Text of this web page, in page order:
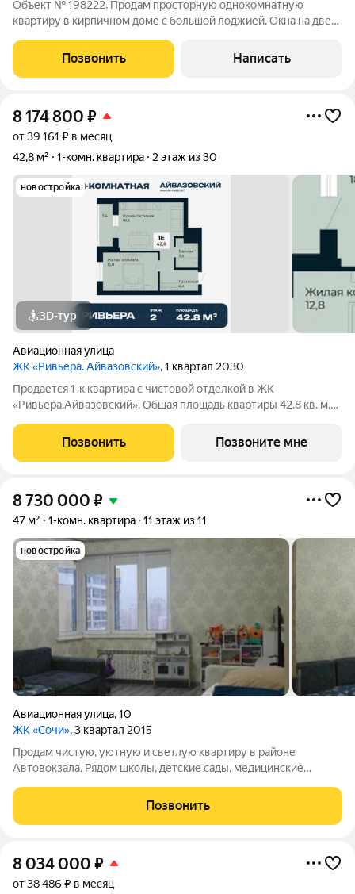
Объект № 198222. Продам просторную однокомнатную
квартиру в кирпичном доме с большой лоджией. Окна на две
охрана. В собственности более 20 лет, без обременений,
быстрый выход на сделку.
Позвонить Написать
8 174 800 ₽
от 39 161 ₽ в месяц
42,8 м²
1-комн. квартира 2 этаж из 30
новостройка
3D-тур
Авиационная улица
ЖК «Ривьера. Айвазовский», 1 квартал 2030
Продается 1-к квартира с чистовой отделкой в ЖК
«Ривьера.Айвазовский». Общая площадь квартиры 42.8 кв. м,
квартал в районе Центр-Юг Екатеринбурга. Проект
ориентирован на жителей, которые
Позвонить Позвоните мне
8 730 000 ₽
47 м² 1-комн. квартира 11 этаж из 11
новостройка
Авиационная улица,10
ЖК «Сочи», 3 квартал 2015
Продам чистую, уютную и светлую квартиру в районе
Автовокзала. Рядом школы, детские сады, медицинские
счастливой и безопасной жизни. Район самый комфортный для
проживания, расположен в
Позвонить
8 034 000 ₽
от 38 486 ₽ в месяц